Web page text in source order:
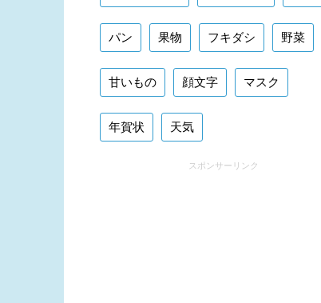
パン 果物 フキダシ 野菜
甘いもの 顔文字 マスク
年賀状 天気
スポンサーリンク